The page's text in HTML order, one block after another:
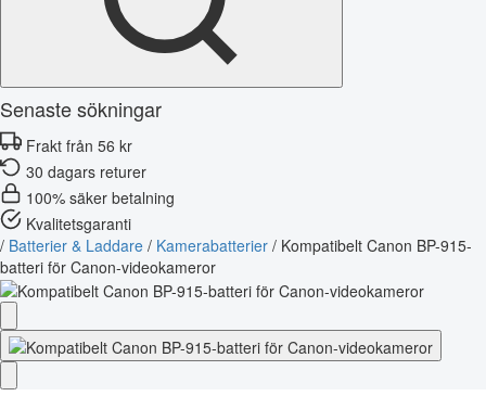
Senaste sökningar
Frakt från 56 kr
30 dagars returer
100% säker betalning
Kvalitetsgaranti
/ Batterier & Laddare / Kamerabatterier / Kompatibelt Canon BP-915-
batteri för Canon-videokameror